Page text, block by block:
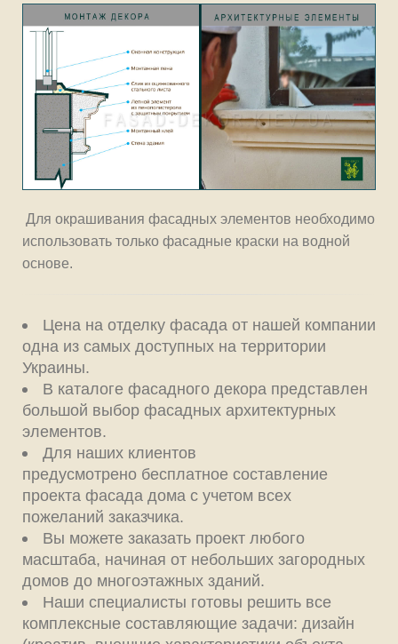
Для окрашивания фасадных элементов необходимо
использовать только фасадные краски на водной
основе.
Цена на отделку фасада от нашей компании
одна из самых доступных на территории
Украины.
В каталоге фасадного декора представлен
большой выбор фасадных архитектурных
элементов.
Для наших клиентов
предусмотрено бесплатное составление
проекта фасада дома с учетом всех
пожеланий заказчика.
Вы можете заказать проект любого
масштаба, начиная от небольших загородных
домов до многоэтажных зданий.
Наши специалисты готовы решить все
комплексные составляющие задачи: дизайн